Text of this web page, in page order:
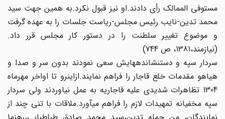
مستوفی الممالک رأی دادند.او نیز قبول نکرد.به همین جهت سید
محمد تدین-نایب رئیس مجلس-ریاست جلسات را به عهده گرفت‏
و موضوع تغییر سلطنت را در دستور کار مجلس قرر داد.
(نیازمند،1381، ص 744)
سردار سپه و دست‏نشانده‏هایش سعی نمودند بدون سر و صدا و
هیاهو مقدمات خلع قاجار را فراهم نمایند.ازاینرو تا اواخر مهرماه
1304 تظاهرات شدیدی علیه قاجاریه به عمل نیاوردند ولی سردار
سپه مخفیانه‏ تمهیدات لازم را فراهم می‏آورد.ملاقات با تنی چند از